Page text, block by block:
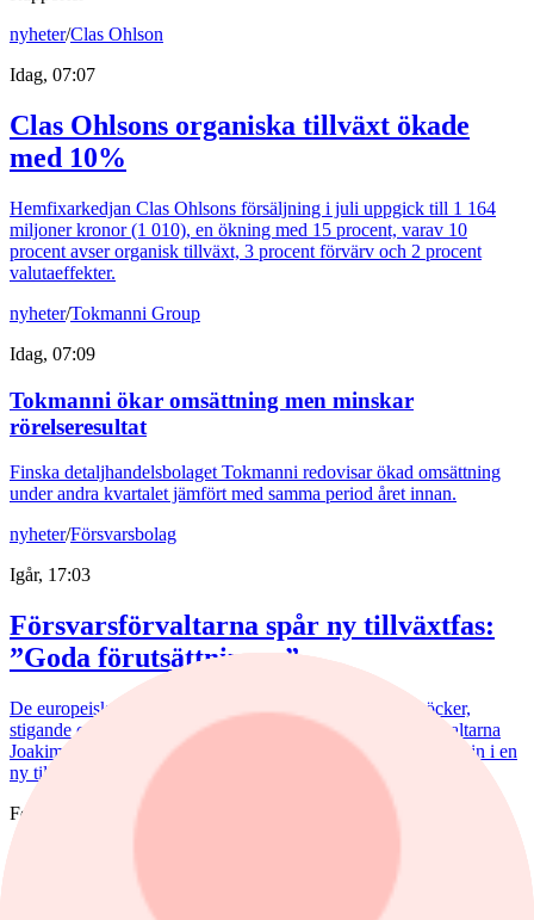
nyheter/Clas Ohlson
Idag, 07:07
Clas Ohlsons organiska tillväxt ökade
med 10%
Hemfixarkedjan Clas Ohlsons försäljning i juli uppgick till 1 164
miljoner kronor (1 010), en ökning med 15 procent, varav 10
procent avser organisk tillväxt, 3 procent förvärv och 2 procent
valutaeffekter.
nyheter/Tokmanni Group
Idag, 07:09
Tokmanni ökar omsättning men minskar
rörelseresultat
Finska detaljhandelsbolaget Tokmanni redovisar ökad omsättning
under andra kvartalet jämfört med samma period året innan.
nyheter/Försvarsbolag
Igår, 17:03
Försvarsförvaltarna spår ny tillväxtfas:
”Goda förutsättningar”
De europeiska försvarsbolagen visar rekordstora orderböcker,
stigande omsättning och förbättrade marginaler. Enligt förvaltarna
Joakim Agerback och Shayan Heidari går nu försvarssektorn in i en
ny tillväxtfas.
Fonder